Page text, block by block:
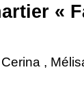
«
,